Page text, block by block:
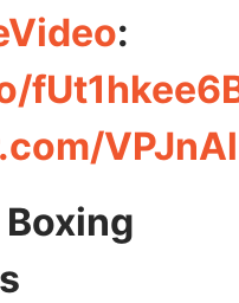
: